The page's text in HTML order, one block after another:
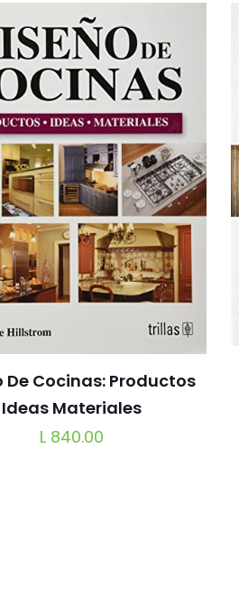
De Cocinas: Productos
Ideas Materiales
L840.00